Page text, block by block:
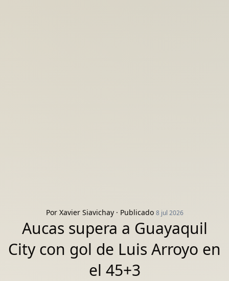
Por Xavier Siavichay· Publicado 8 jul 2026
Aucas supera a Guayaquil
City con gol de Luis Arroyo en
el 45+3